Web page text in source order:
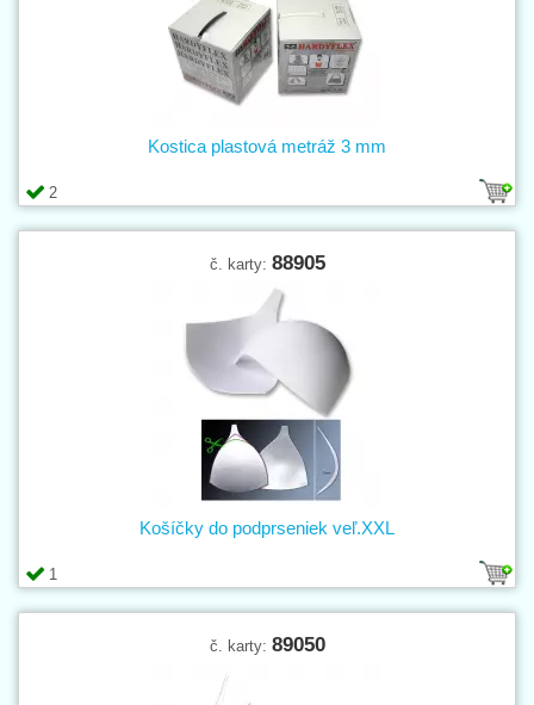
2
Kostica plastová metráž 3 mm
č. karty: 88905
1
Košíčky do podprseniek veľ.XXL
č. karty: 89050